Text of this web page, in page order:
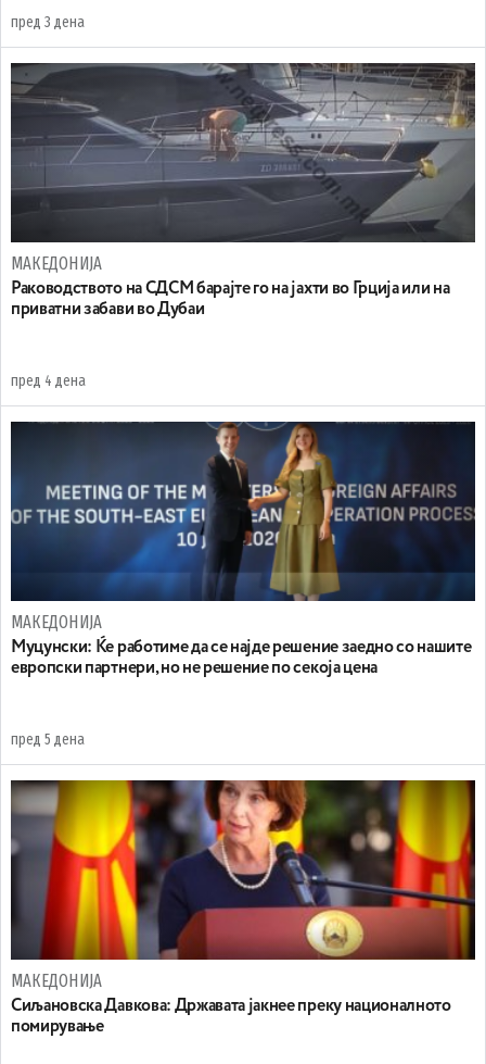
пред 3 дена
МАКЕДОНИЈА
Раководството на СДСМ барајте го на јахти во Грција или на
приватни забави во Дубаи
пред 4 дена
МАКЕДОНИЈА
Муцунски: Ќе работиме да се најде решение заедно со нашите
европски партнери, но не решение по секоја цена
пред 5 дена
МАКЕДОНИЈА
Сиљановска Давкова: Државата јакнее преку националното
помирување